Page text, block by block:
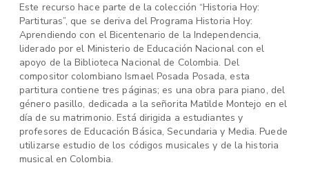
Este recurso hace parte de la colección “Historia Hoy:
Partituras”, que se deriva del Programa Historia Hoy:
Aprendiendo con el Bicentenario de la Independencia,
liderado por el Ministerio de Educación Nacional con el
apoyo de la Biblioteca Nacional de Colombia. Del
compositor colombiano Ismael Posada Posada, esta
partitura contiene tres páginas; es una obra para piano, del
género pasillo, dedicada a la señorita Matilde Montejo en el
día de su matrimonio. Está dirigida a estudiantes y
profesores de Educación Básica, Secundaria y Media. Puede
utilizarse estudio de los códigos musicales y de la historia
musical en Colombia.